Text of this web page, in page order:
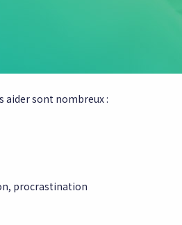
aider sont nombreux :
procrastination